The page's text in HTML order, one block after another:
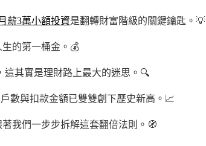
薪3萬小額投資是翻轉財富階級的關鍵鑰匙。💡
的第一桶金。💰
其實是理財路上最大的迷思。🔍
數與扣款金額已雙雙創下歷史新高。📈
我們一步步拆解這套翻倍法則。🧭